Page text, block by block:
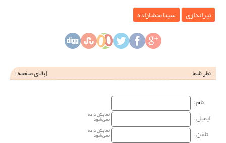
تیراندازی سینا منشازاده
نظر شما [بالای صفحه]
نام‌ :
ایمیل :
نمایش داده
نمی‌شود
تلفن : نمایش داده
نمی‌شود